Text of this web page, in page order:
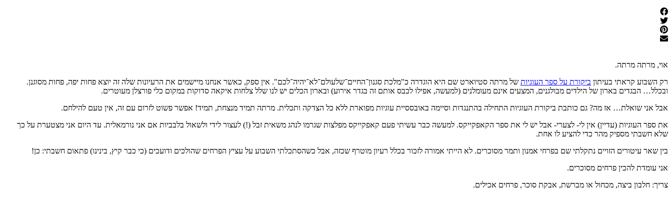
אוי, מרתה מרתה.
רק השבוע קראתי בעיתון ביקורת על ספר העוגיות של מרתה סטיוארט שם היא הוגדרה כ"מלכת סגנון־החיים־שלעולם־לא־יהיה־לכם". אין ספק, כאשר אנחנו מיישמים את הרעיונות שלה זה יוצא פחות יפה, פחות מסוגנן.
ובכלל… הבגדים בארון של הילדים מבולגנים, המצעים אינם מעומלנים (למעשה, אפילו לכבס אותם זה בגדר אירוע) ובארון הכלים יש לנו שלל צלחות איקאה סדוקות במקום כלי פורצלן מעוטרים.
אבל אני שואלת… אז מה? גם כותבת ביקורת העוגיות התחילה בהתנגדות וסיימה באובססיית עוגיות מפוארת ללא כל הצדקה ותכלית. מרתה תמיד מנצחת, תמיד! אפשר פשוט לזרום עם זה, אין טעם להילחם.
את ספר העוגיות (עדיין) אין לי- לצערי- אבל יש לי את ספר הקאפקייקס. למעשה כבר עשיתי פעם קאפקייקס מפלצות שגרמו לנהג משאית זבל (!) לעצור לידי ולשאול בלבביות אם אני נורמאלית. עד היום אני מצטערת על כך
שלא חשבתי מספיק מהר כדי להציע לו אחת.
בין שאר עיטורים הזויים נתקלתי שם בפרחי אמנון ותמר מסוכרים. לא הייתי אמורה לזכור בכלל רעיון מוטרף שכזה, אבל כשהסתכלתי השבוע על עציץ הפרחים שהולכים ודועכים (כי כבר קיץ, בינינו) פתאום חשבתי: כן!
אני עומדת להכין פרחים מסוכרים.
צריך: חלבון ביצה, מכחול או מברשת, אבקת סוכר, פרחים אכילים.